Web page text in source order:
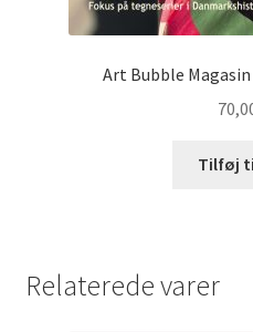
Art Bubble
Tilføj
Relaterede varer